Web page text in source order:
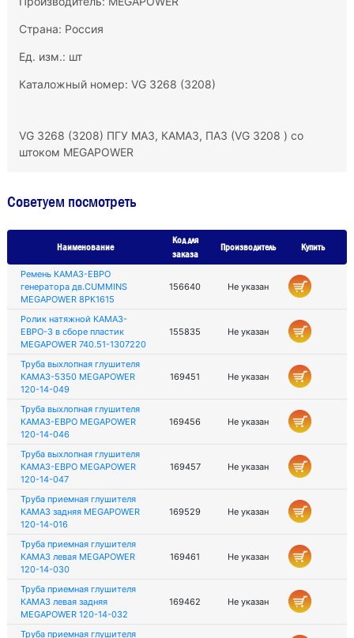
Страна: Россия
Ед. изм.: шт
Каталожный номер: VG 3268 (3208)
VG 3268 (3208) ПГУ МАЗ, КАМАЗ, ПАЗ (VG 3208 ) со
штоком MEGAPOWER
Советуем посмотреть
Наименование
Код для
заказа
Производитель Купить
Ремень КАМАЗ-ЕВРО
генератора дв.CUMMINS
MEGAPOWER 8РК1615
156640 Не указан
Ролик натяжной КАМАЗ-
ЕВРО-3 в сборе пластик
MEGAPOWER 740.51-1307220
155835 Не указан
Труба выхлопная глушителя
КАМАЗ-5350 MEGAPOWER
120-14-049
169451 Не указан
Труба выхлопная глушителя
КАМАЗ-ЕВРО MEGAPOWER
120-14-046
169456 Не указан
Труба выхлопная глушителя
КАМАЗ-ЕВРО MEGAPOWER
120-14-047
169457 Не указан
Труба приемная глушителя
КАМАЗ задняя MEGAPOWER
120-14-016
169529 Не указан
Труба приемная глушителя
КАМАЗ левая MEGAPOWER
120-14-030
169461 Не указан
Труба приемная глушителя
КАМАЗ левая задняя
MEGAPOWER 120-14-032
169462 Не указан
Труба приемная глушителя